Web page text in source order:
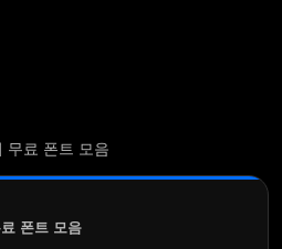
무료 폰트 모음
폰트 모음